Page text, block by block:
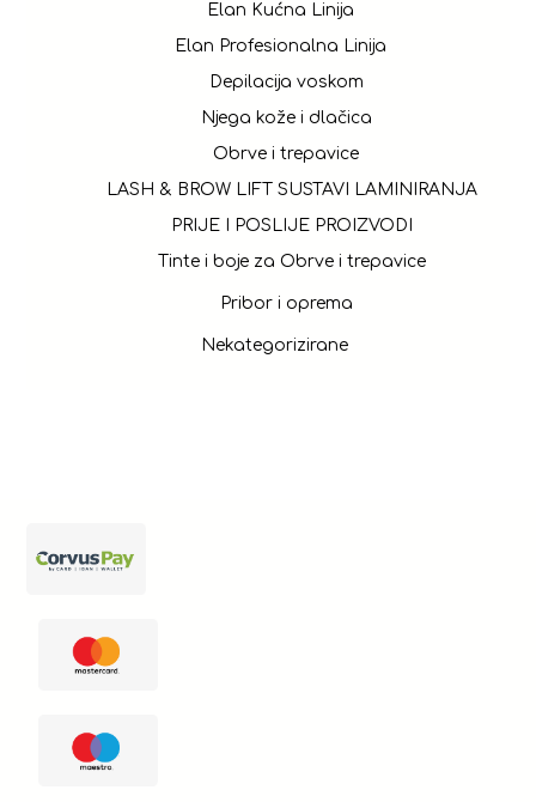
Elan Kućna Linija
Elan Profesionalna Linija
Depilacija voskom
Njega kože i dlačica
Obrve i trepavice
LASH & BROW LIFT SUSTAVI LAMINIRANJA
PRIJE I POSLIJE PROIZVODI
Tinte i boje za Obrve i trepavice
Pribor i oprema
Nekategorizirane